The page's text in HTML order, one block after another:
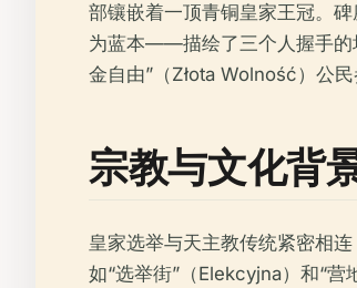
部镶嵌着一顶青铜皇家王冠。
为蓝本——描绘了三个人握手的
金自由”（Złota Wolność）公
宗教与文化背
皇家选举与天主教传统紧密相
如“选举街”（Elekcyjna）和“营